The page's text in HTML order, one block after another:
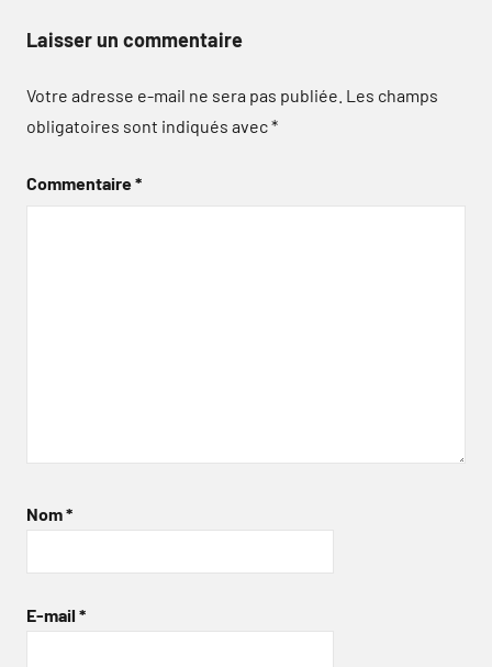
Laisser un commentaire
Votre adresse e-mail ne sera pas publiée. Les champs
obligatoires sont indiqués avec*
Commentaire*
Nom*
E-mail *